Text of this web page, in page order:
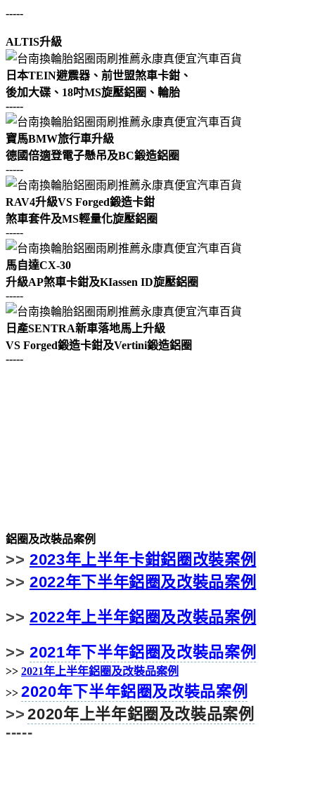
-----
ALTIS升級
日本TEIN避震器、前世盟煞車卡鉗、
後加大碟、 18吋MS旋壓鋁圈、輪胎
-----
寶馬BMW旅行車升級
德國倍適登電子懸吊及BC鍛造鋁圈
-----
RAV4升級VS Forged鍛造卡鉗
煞車套件及MS輕量化旋壓鋁圈
-----
馬自達CX-30
升級AP煞車卡鉗及KIassen ID旋壓鋁圈
-----
日產SENTRA新車落地馬上升級
VS Forged鍛造卡鉗及Vertini鍛造鋁圈
-----
鋁圈及改裝品案例
>> 2023年上半年卡鉗鋁圈改裝案例
>> 2022年下半年鋁圈及改裝品案例
>> 2022年上半年鋁圈及改裝品案例
>> 2021年下半年鋁圈及改裝品案例
>> 2021年上半年鋁圈及改裝品案例
>> 2020年下半年鋁圈及改裝品案例
>> 2020年上半年鋁圈及改裝品案例
-----